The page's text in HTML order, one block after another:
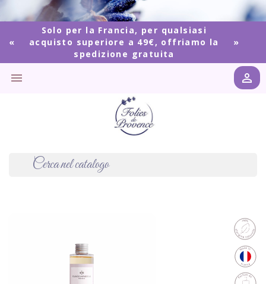
Solo per la Francia, per qualsiasi
acquisto superiore a 49€, offriamo la
spedizione gratuita
 